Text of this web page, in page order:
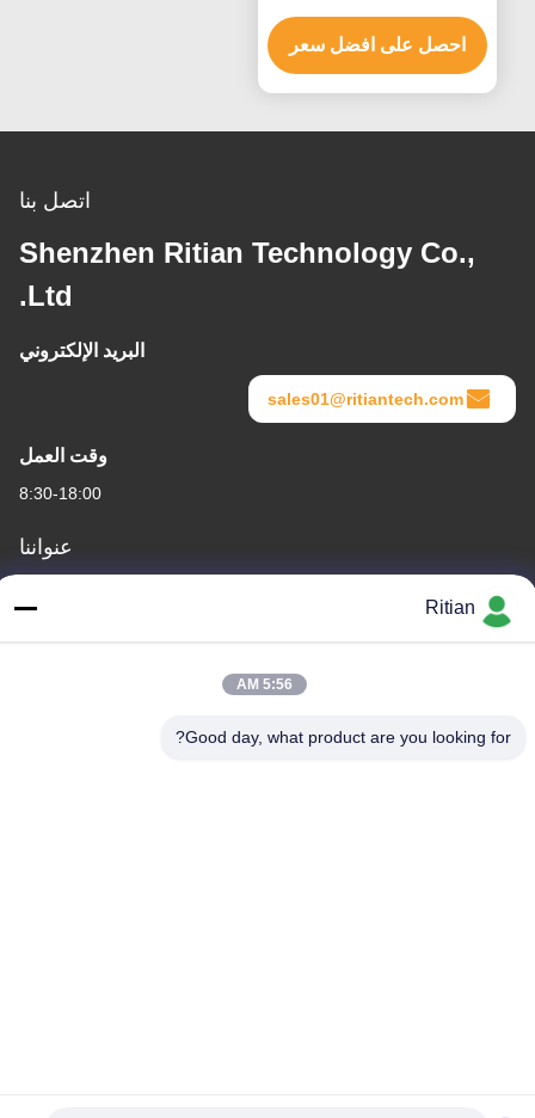
0.05 مم سمك
احصل على افضل سعر
اتصل بنا
Shenzhen Ritian Technology Co.,
Ltd.
البريد الإلكتروني
sales01@ritiantech.com
وقت العمل
8:30-18:00
عنواننا
عنوان الشركة
No.65 Songnian Road، Longgang District، شينزين، الصين 518117
هاتف
Ritian
5:56 AM
Good day, what product are you looking for?